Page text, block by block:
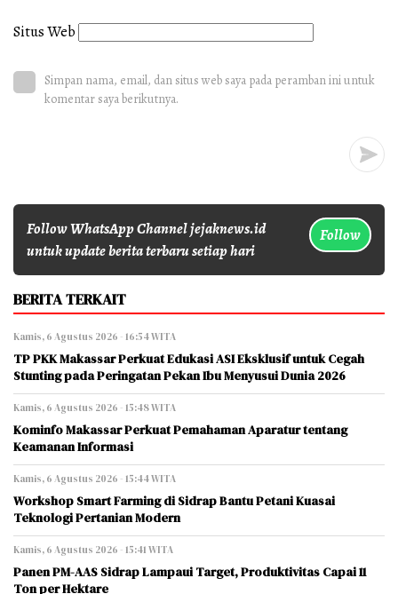
Situs Web
Simpan nama, email, dan situs web saya pada peramban ini untuk
komentar saya berikutnya.
Follow WhatsApp Channel jejaknews.id
untuk update berita terbaru setiap hari
Follow
BERITA TERKAIT
Kamis, 6 Agustus 2026 - 16:54 WITA
TP PKK Makassar Perkuat Edukasi ASI Eksklusif untuk Cegah
Stunting pada Peringatan Pekan Ibu Menyusui Dunia 2026
Kamis, 6 Agustus 2026 - 15:48 WITA
Kominfo Makassar Perkuat Pemahaman Aparatur tentang
Keamanan Informasi
Kamis, 6 Agustus 2026 - 15:44 WITA
Workshop Smart Farming di Sidrap Bantu Petani Kuasai
Teknologi Pertanian Modern
Kamis, 6 Agustus 2026 - 15:41 WITA
Panen PM-AAS Sidrap Lampaui Target, Produktivitas Capai 11
Ton per Hektare